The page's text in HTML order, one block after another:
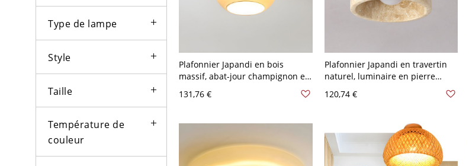
Type de lampe
Style
Taille
Température de
couleur
Plafonnier Japandi en bois
massif, abat-jour champignon en
laiton, luminaire minimaliste
- 110 V-120 V Sphère Couleur de
131,76 €
Plafonnier Japandi en travertin
naturel, luminaire en pierre
organique avec globe en verre -
110 V-120 V Cylindre Bois
120,74 €